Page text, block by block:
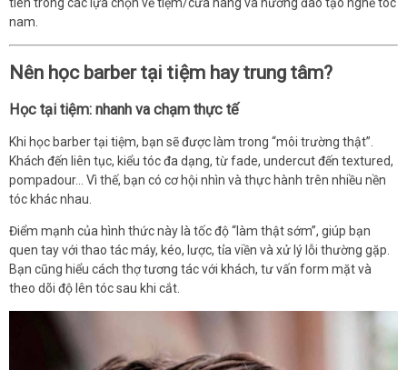
nam.
Nên học barber tại tiệm hay trung tâm?
Học tại tiệm: nhanh va chạm thực tế
Khi học barber tại tiệm, bạn sẽ được làm trong “môi trường thật”.
Khách đến liên tục, kiểu tóc đa dạng, từ fade, undercut đến textured,
pompadour… Vì thế, bạn có cơ hội nhìn và thực hành trên nhiều nền
tóc khác nhau.
Điểm mạnh của hình thức này là tốc độ “làm thật sớm”, giúp bạn
quen tay với thao tác máy, kéo, lược, tỉa viền và xử lý lỗi thường gặp.
Bạn cũng hiểu cách thợ tương tác với khách, tư vấn form mặt và
theo dõi độ lên tóc sau khi cắt.